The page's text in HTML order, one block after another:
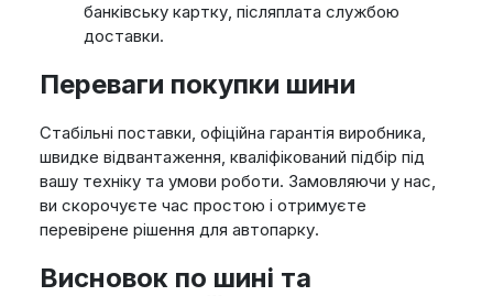
банківську картку, післяплата службою
доставки.
Переваги покупки шини
Стабільні поставки, офіційна гарантія виробника,
швидке відвантаження, кваліфікований підбір під
вашу техніку та умови роботи. Замовляючи у нас,
ви скорочуєте час простою і отримуєте
перевірене рішення для автопарку.
Висновок по шині та